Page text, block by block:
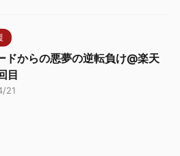
ドからの悪夢の逆転負け@楽天
目
21